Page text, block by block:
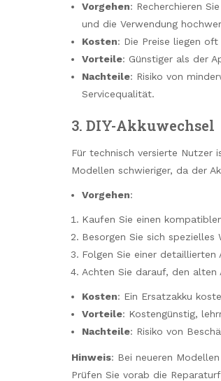
Vorgehen: Recherchieren
und die Verwendung
Kosten: Die Preise liegen
Vorteile: Günstiger als der
Nachteile: Risiko von
Servicequalität.
3. DIY-Akkuwechsel
Für technisch versierte Nutzer
Modellen schwieriger, da der
Vorgehen:
Kaufen Sie einen
Besorgen Sie sich spezielles
Folgen Sie einer
Achten Sie darauf, den alten
Kosten: Ein Ersatzakku
Vorteile: Kostengünstig,
Nachteile: Risiko von
Hinweis: Bei neueren
Prüfen Sie vorab die